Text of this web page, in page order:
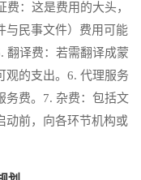
：这是费用的大头，
与民事文件）费用可能
翻译费：若需翻译成蒙
观的支出。6. 代理服务
务费。7. 杂费：包括文
动前，向各环节机构或